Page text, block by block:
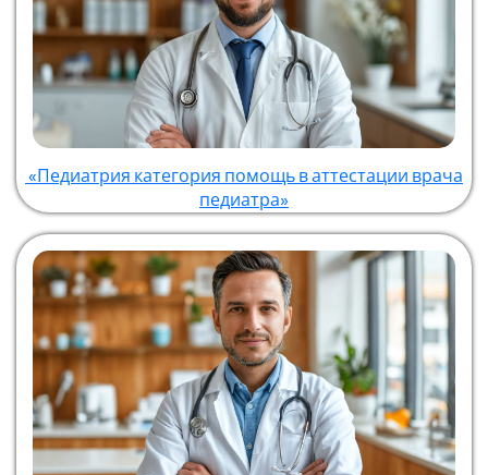
«Педиатрия категория помощь в аттестации врача
педиатра»